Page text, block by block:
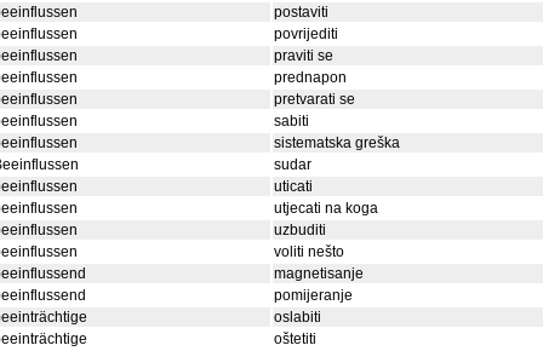
postaviti
povrijediti
praviti se
prednapon
pretvarati se
sabiti
sistematska greška
sudar
uticati
utjecati na koga
uzbuditi
voliti nešto
magnetisanje
pomijeranje
oslabiti
oštetiti